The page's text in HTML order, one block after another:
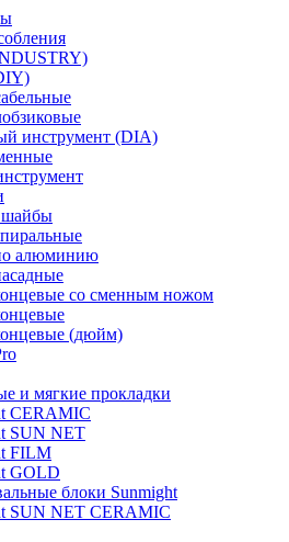
инструмент (DIA)
шайбы
алюминию
со сменным ножом
(дюйм)
и мягкие прокладки
CERAMIC
SUN NET
FILM
GOLD
блоки Sunmight
SUN NET CERAMIC